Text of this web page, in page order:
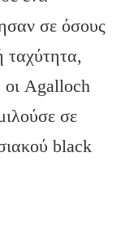
σε όσους
ταχύτητα,
Agalloch
σε
black